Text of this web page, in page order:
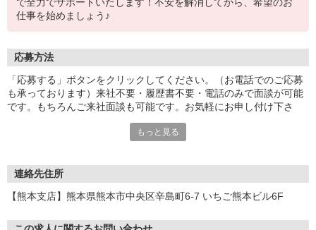
仕事を始めましょう♪
応募方法
「応募する」ボタンをクリックしてください。（お電話でのご応募
も承っております）来社不要・履歴書不要・電話のみで面談が可能
です。もちろんご来社面談も可能です。お気軽にお申し付け下さ
もっと見る
連絡先住所
【熊本支店】熊本県熊本市中央区辛島町6-7 いちご熊本ビル6F